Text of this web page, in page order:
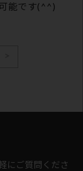
能です(^^)
にご質問くださ